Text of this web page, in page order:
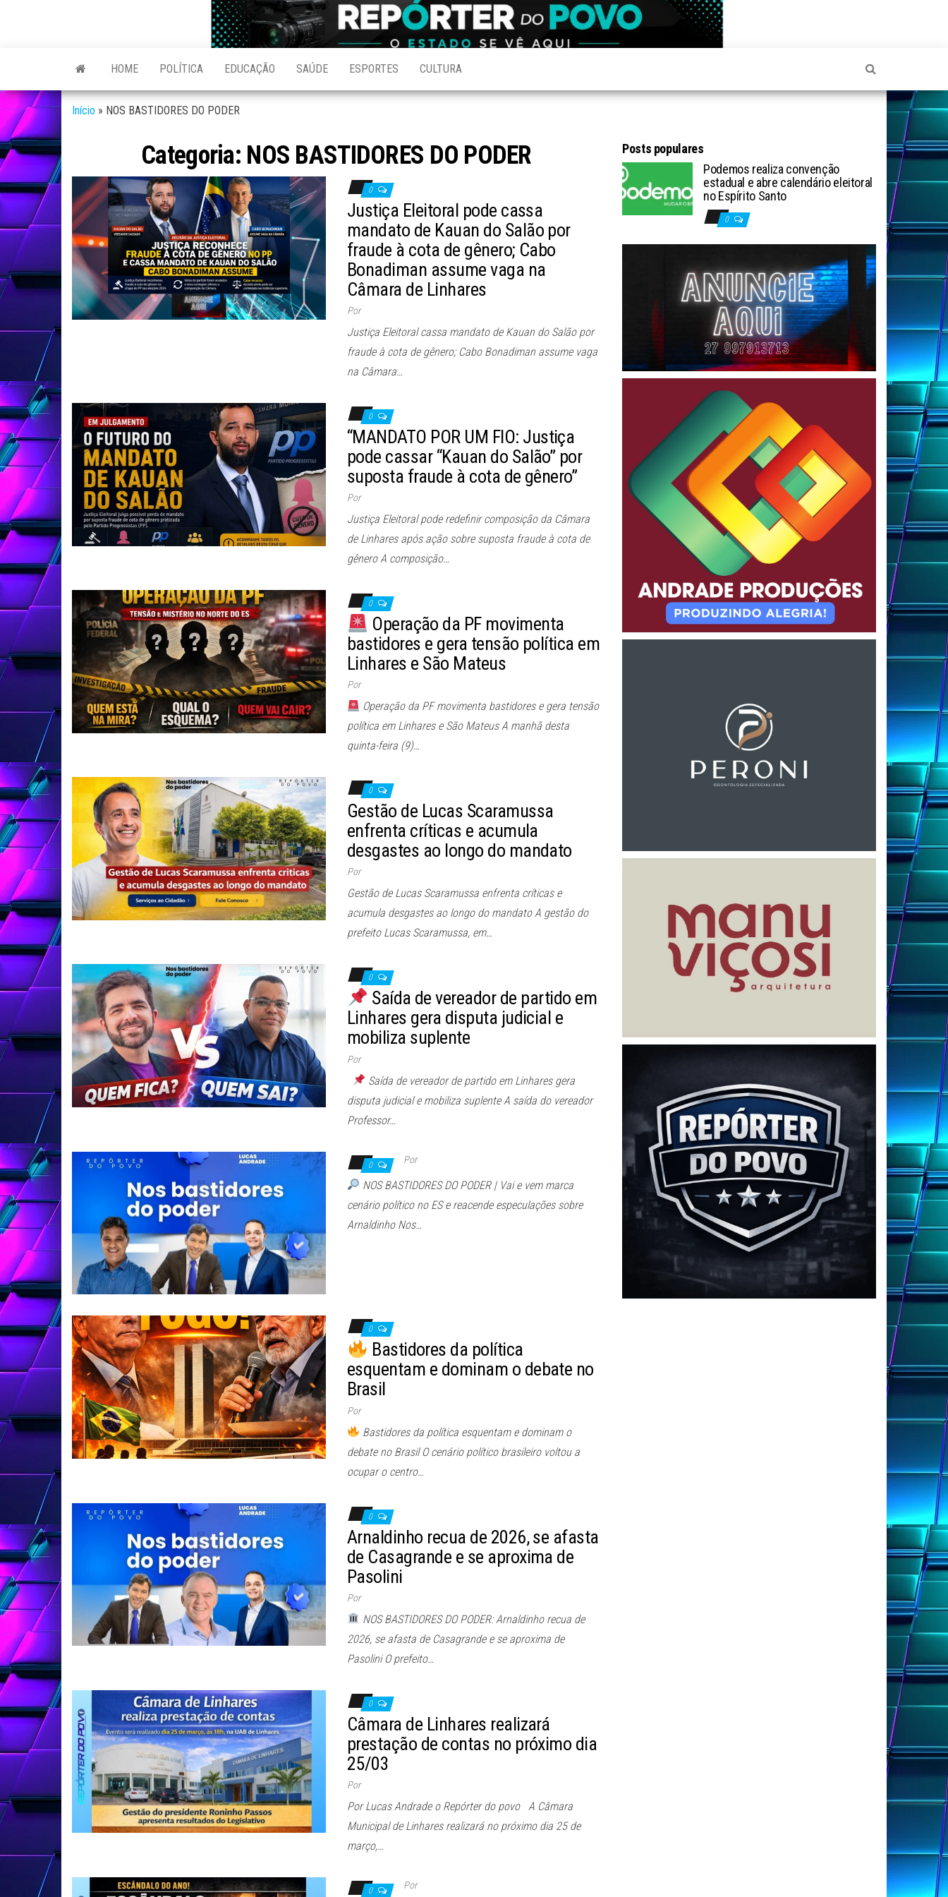
do povo
variadas
de
Linhares
HOME POLÍTICA EDUCAÇÃO SAÚDE ESPORTES CULTURA
Início » NOS BASTIDORES DO PODER
Categoria: NOS BASTIDORES DO PODER
0
Justiça Eleitoral pode cassa
mandato de Kauan do Salão por
fraude à cota de gênero; Cabo
Bonadiman assume vaga na
Câmara de Linhares
Por
Justiça Eleitoral cassa mandato de Kauan do Salão por
fraude à cota de gênero; Cabo Bonadiman assume vaga
na Câmara…
0
“MANDATO POR UM FIO: Justiça
pode cassar “Kauan do Salão” por
suposta fraude à cota de gênero”
Por
Justiça Eleitoral pode redefinir composição da Câmara
de Linhares após ação sobre suposta fraude à cota de
gênero A composição…
0
Operação da PF movimenta
bastidores e gera tensão política em
Linhares e São Mateus
Por
Operação da PF movimenta bastidores e gera tensão
política em Linhares e São Mateus A manhã desta
quinta-feira (9)…
0
Gestão de Lucas Scaramussa
enfrenta críticas e acumula
desgastes ao longo do mandato
Por
Gestão de Lucas Scaramussa enfrenta críticas e
acumula desgastes ao longo do mandato A gestão do
prefeito Lucas Scaramussa, em…
0
Saída de vereador de partido em
Linhares gera disputa judicial e
mobiliza suplente
Por
Saída de vereador de partido em Linhares gera
disputa judicial e mobiliza suplente A saída do vereador
Professor…
0 Por
NOS BASTIDORES DO PODER | Vai e vem marca
cenário político no ES e reacende especulações sobre
Arnaldinho Nos…
0
Bastidores da política
esquentam e dominam o debate no
Brasil
Por
Bastidores da política esquentam e dominam o
debate no Brasil O cenário político brasileiro voltou a
ocupar o centro…
0
Arnaldinho recua de 2026, se afasta
de Casagrande e se aproxima de
Pasolini
Por
NOS BASTIDORES DO PODER: Arnaldinho recua de
2026, se afasta de Casagrande e se aproxima de
Pasolini O prefeito…
0
Câmara de Linhares realizará
prestação de contas no próximo dia
25/03
Por
Por Lucas Andrade o Repórter do povo A Câmara
Municipal de Linhares realizará no próximo dia 25 de
março,…
0 Por
Posts populares
Podemos realiza convenção
estadual e abre calendário eleitoral
no Espírito Santo
0